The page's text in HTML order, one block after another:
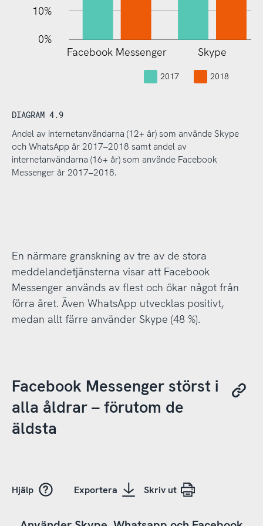
10%
0%
L
Facebook Messenger Skype
2017 2018
DIAGRAM 4.9
Andel av internetanvändarna (12+ år) som använde Skype
och WhatsApp år 2017–2018 samt andel av
internetanvändarna (16+ år) som använde Facebook
Messenger år 2017–2018.
En närmare granskning av tre av de stora
meddelandetjänsterna visar att Facebook
Messenger används av flest och ökar något från
förra året. Även WhatsApp utvecklas positivt,
medan allt färre använder Skype (48 %).
Facebook Messenger störst i
alla åldrar – förutom de
äldsta
Hjälp Exportera Skriv ut